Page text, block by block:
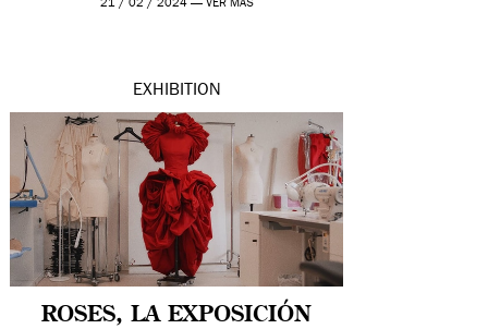
21 / 02 / 2024 — VER MÁS
EXHIBITION
ROSES, LA EXPOSICIÓN